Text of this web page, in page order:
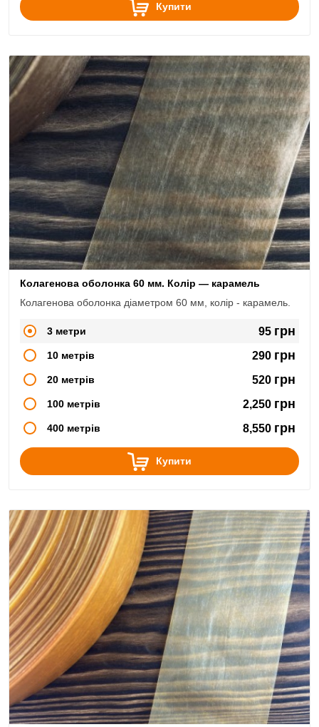
Купити
Колагенова оболонка 60 мм. Колір — карамель
Колагенова оболонка діаметром 60 мм, колір - карамель.
3 метри 95 грн
10 метрів 290 грн
20 метрів 520 грн
100 метрів 2,250 грн
400 метрів 8,550 грн
Купити